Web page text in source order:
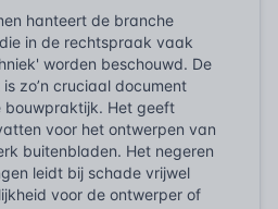
hanteert de branche
in de rechtspraak vaak
worden beschouwd. De
zo’n cruciaal document
bouwpraktijk. Het geeft
voor het ontwerpen van
buitenbladen. Het negeren
leidt bij schade vrijwel
voor de ontwerper of